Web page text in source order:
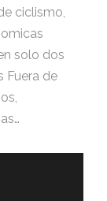
ciclismo,
solo dos
Fuera de